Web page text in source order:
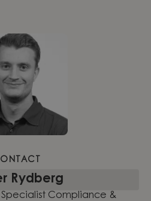
Rydberg
Specialist Compliance &